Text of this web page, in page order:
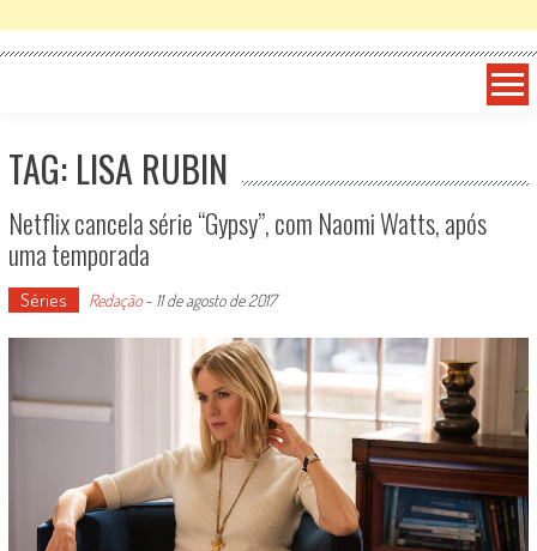
TAG: LISA RUBIN
Netflix cancela série “Gypsy”, com Naomi Watts, após
uma temporada
Séries Redação- 11 de agosto de 2017